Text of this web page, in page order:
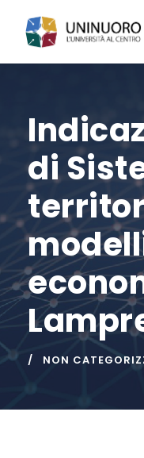
di
NON